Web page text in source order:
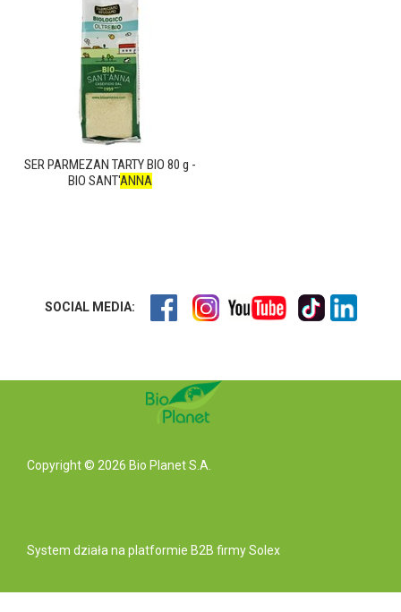
SER PARMEZAN TARTY BIO 80 g -
BIO SANT'ANNA
SOCIAL MEDIA:
Copyright © 2026 Bio Planet S.A.
System działa na platformie B2B firmy Solex